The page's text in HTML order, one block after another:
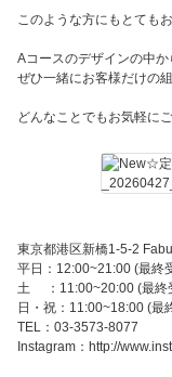
このような方にもとても
Aコースのデザインの中か
ぜひ一緒にお客様だけの
どんなことでもお気軽に
東京都港区新橋1-5-2
平日：12:00~21:00 (最終
土 ：11:00~20:00 (最終
日・祝：11:00~18:00 (最
TEL：03-3573-8077
Instagram：http://